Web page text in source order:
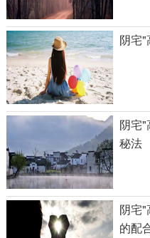
阴宅
阴宅
秘法
阴宅
的配